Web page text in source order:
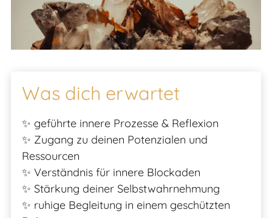
Was dich erwartet
✨ geführte innere Prozesse & Reflexion
✨ Zugang zu deinen Potenzialen und
Ressourcen
✨ Verständnis für innere Blockaden
✨ Stärkung deiner Selbstwahrnehmung
✨ ruhige Begleitung in einem geschützten